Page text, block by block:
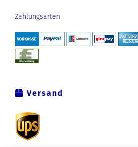
Zahlungsarten
Versand